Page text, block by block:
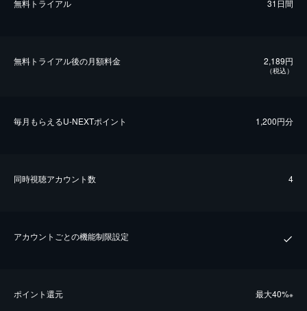
無料トライアル 31日間
無料トライアル後の⽉額料金 2,189円
（税込）
毎⽉もらえるU-NEXTポイント 1,200円分
同時視聴アカウント数 4
アカウントごとの機能制限設定
ポイント還元 最⼤40%※